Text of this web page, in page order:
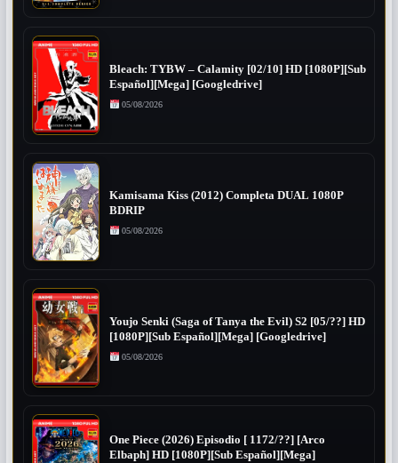
Bleach: TYBW – Calamity [02/10] HD [1080P][Sub
Español][Mega] [Googledrive]
05/08/2026
Kamisama Kiss (2012) Completa DUAL 1080P
BDRIP
05/08/2026
Youjo Senki (Saga of Tanya the Evil) S2 [05/??] HD
[1080P][Sub Español][Mega] [Googledrive]
05/08/2026
One Piece (2026) Episodio [ 1172/??] [Arco
Elbaph] HD [1080P][Sub Español][Mega]